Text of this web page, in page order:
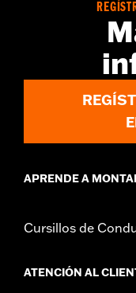
APRENDE A
Cursillos de
ATENCIÓN AL